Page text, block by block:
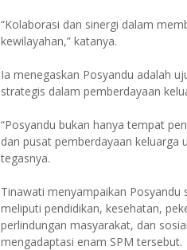
“Kolaborasi dan sinergi dalam
kewilayahan,” katanya.
Ia menegaskan Posyandu adalah
strategis dalam pemberdayaan
“Posyandu bukan hanya tempat
dan pusat pemberdayaan keluarga
tegasnya.
Tinawati menyampaikan Posyandu
meliputi pendidikan, kesehatan,
perlindungan masyarakat, dan
mengadaptasi enam SPM tersebut.